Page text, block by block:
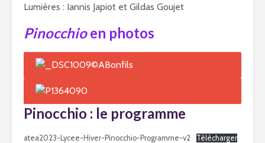
Lumières : Iannis Japiot et Gildas Goujet
Pinocchioen photos
Pinocchio : le programme
atea2023-Lycee-Hiver-Pinocchio-Programme-v2 Télécharger